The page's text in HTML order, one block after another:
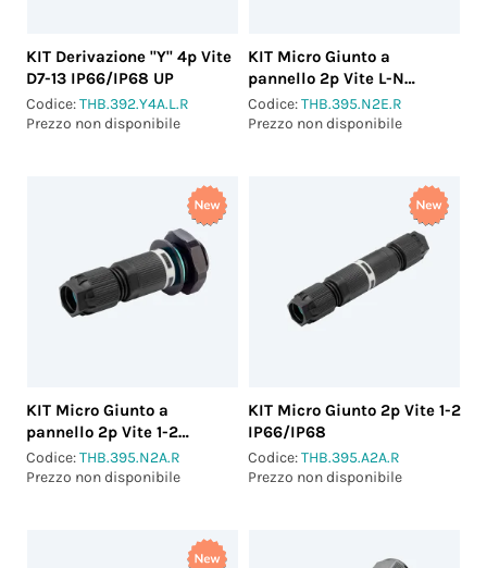
KIT Derivazione "Y" 4p Vite
D7-13 IP66/IP68 UP
Codice:THB.392.Y4A.L.R
Prezzo non disponibile
KIT Micro Giunto a
pannello 2p Vite L-N
IP66/IP68
Codice:THB.395.N2E.R
Prezzo non disponibile
KIT Micro Giunto a
pannello 2p Vite 1-2
IP66/IP68
Codice:THB.395.N2A.R
Prezzo non disponibile
KIT Micro Giunto 2p Vite 1-2
IP66/IP68
Codice:THB.395.A2A.R
Prezzo non disponibile